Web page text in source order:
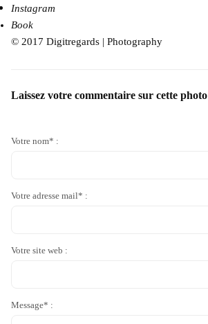
Instagram
Book
© 2017 Digitregards | Photography
Laissez votre commentaire sur cette photo
Votre nom* :
Votre adresse mail* :
Votre site web :
Message* :